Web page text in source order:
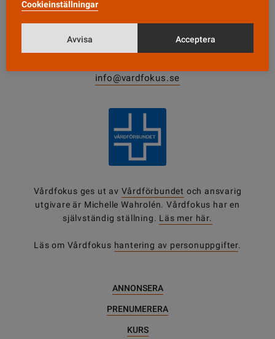
Box 3207
103 64 Stockholm
info@vardfokus.se
Vårdfokus ges ut av Vårdförbundet och ansvarig
utgivare är Michelle Wahrolén. Vårdfokus har en
självständig ställning. Läs mer här.
Läs om Vårdfokus hantering av personuppgifter.
ANNONSERA
PRENUMERERA
KURS
Cookieinställningar
Avvisa Acceptera